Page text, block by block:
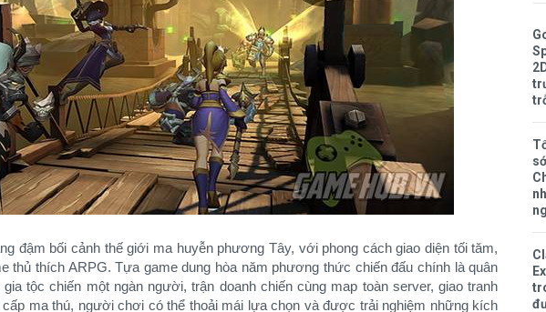
đậm bối cảnh thế giới ma huyễn phương Tây, với phong cách giao diện tối tăm,
thủ thích ARPG. Tựa game dung hòa năm phương thức chiến đấu chính là quân
tộc chiến một ngàn người, trận doanh chiến cùng map toàn server, giao tranh
ma thú, người chơi có thể thoải mái lựa chọn và được trải nghiệm những kích